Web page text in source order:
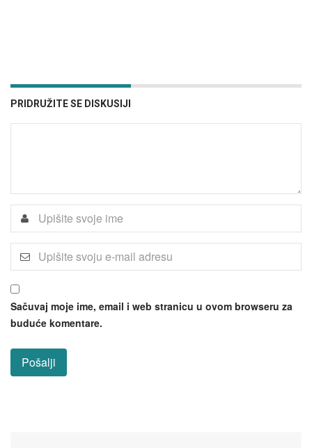
PRIDRUŽITE SE DISKUSIJI
Sačuvaj moje ime, email i web stranicu u ovom browseru za
buduće komentare.